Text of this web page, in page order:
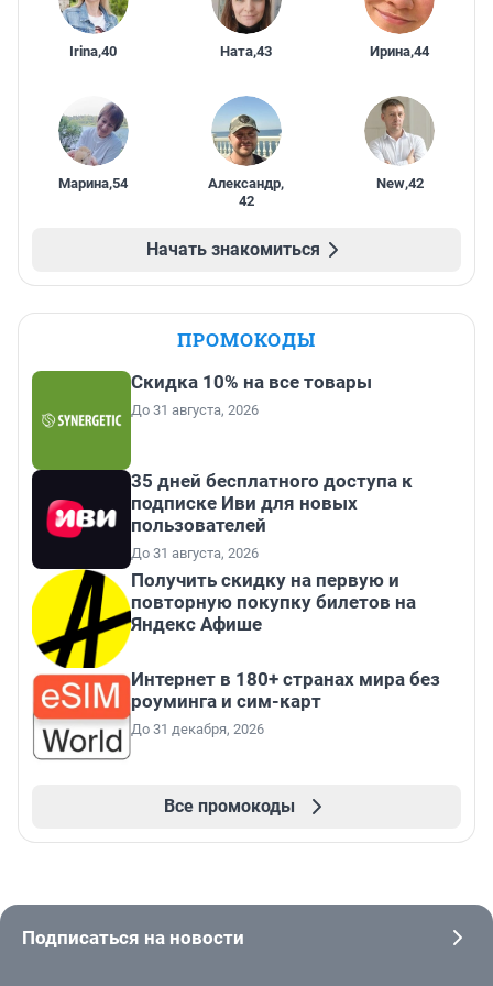
Irina,40 Ната,43 Ирина,44
Марина,54 Александр,
42
New,42
Начать знакомиться
ПРОМОКОДЫ
Скидка 10% на все товары
До 31 августа, 2026
35 дней бесплатного доступа к
подписке Иви для новых
пользователей
До 31 августа, 2026
Получить скидку на первую и
повторную покупку билетов на
Яндекс Афише
Интернет в 180+ странах мира без
роуминга и сим-карт
До 31 декабря, 2026
Все промокоды
Подписаться на новости